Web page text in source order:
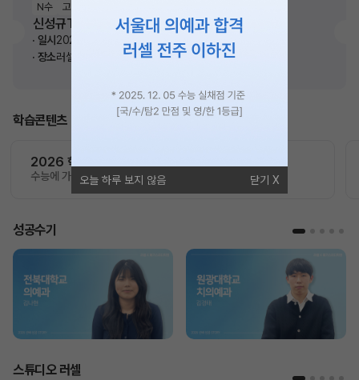
오늘 하루 보지 않음 닫기
N수 고3
신성규T 수학 전대실모 8월 해설강의
일시 2026. 08. 19(수) 오후 3시
장소러셀 전주학원
학습콘텐츠
2026 학습 콘텐츠 한눈에 보기
수능에 가장 가까운 학습의 기준
성공수기
스튜디오 러셀